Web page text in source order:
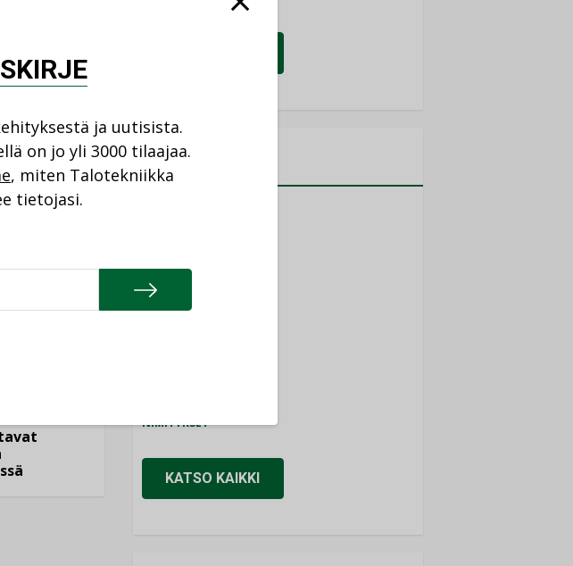
Katso kaikki
NIMITYKSET
NIMITYKSET
NIMITYKSET
KATSO KAIKKI
ja uutisista.
on jo yli 3000 tilaajaa.
, miten Talotekniikka
tietojasi.